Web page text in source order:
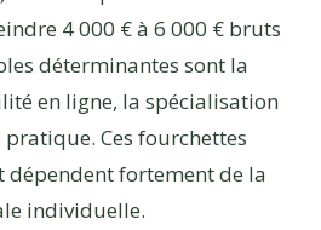
4 000 € à 6 000 € bruts
déterminantes sont la
en ligne, la spécialisation
Ces fourchettes
dépendent fortement de la
individuelle.